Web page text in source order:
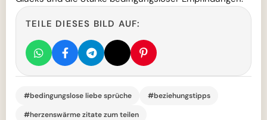
TEILE DIESES BILD AUF:
#bedingungslose liebe sprüche
#beziehungstipps
#herzenswärme zitate zum teilen